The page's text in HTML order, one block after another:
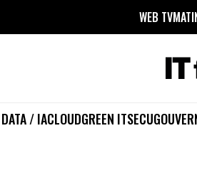
WEB TV
DATA / IACLOUDGREEN ITSECU